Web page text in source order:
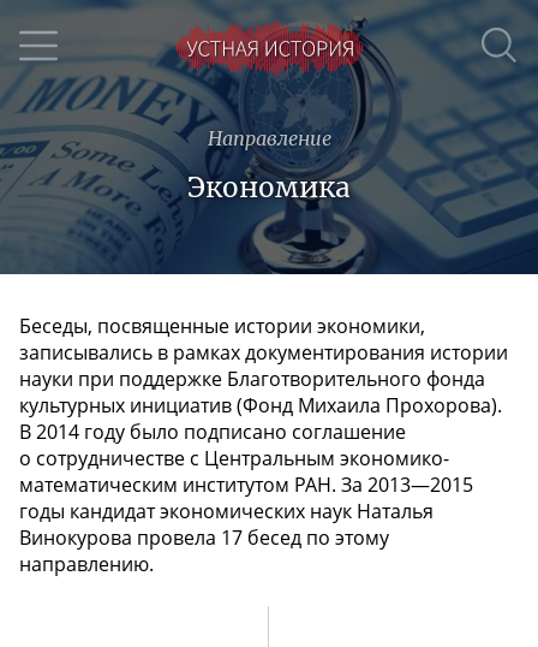
Направление
Экономика
Беседы, посвященные истории экономики,
записывались в рамках документирования истории
науки при поддержке Благотворительного фонда
культурных инициатив (Фонд Михаила Прохорова).
В 2014 году было подписано соглашение
о сотрудничестве с Центральным экономико-
математическим институтом РАН. За 2013—2015
годы кандидат экономических наук Наталья
Винокурова провела 17 бесед по этому
направлению.